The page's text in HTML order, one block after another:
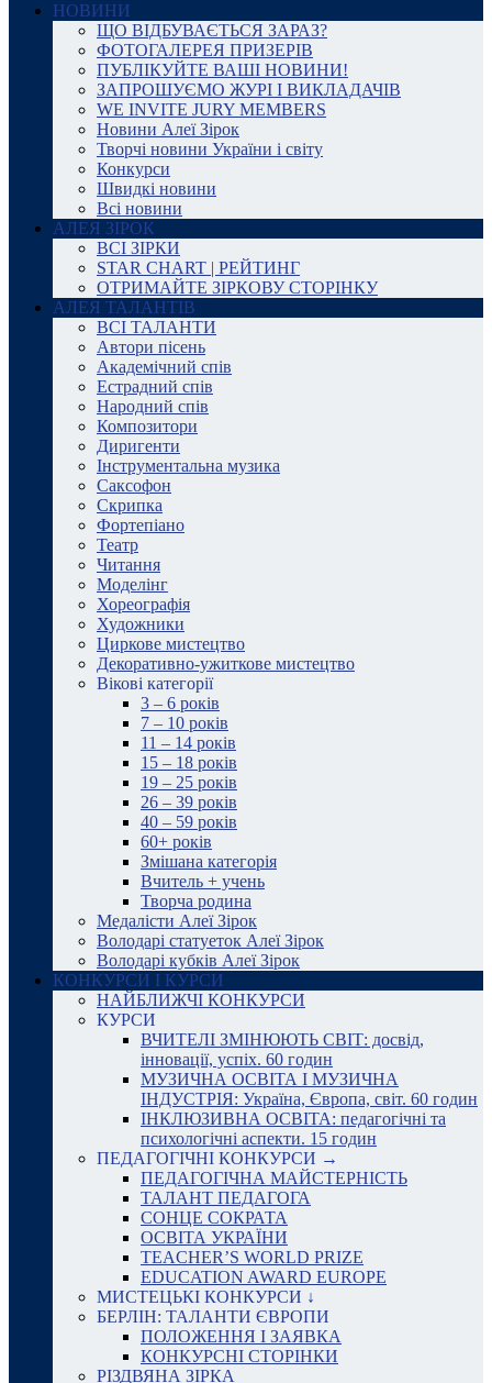
НОВИНИ
ЩО ВІДБУВАЄТЬСЯ ЗАРАЗ?
ФОТОГАЛЕРЕЯ ПРИЗЕРІВ
ПУБЛІКУЙТЕ ВАШІ НОВИНИ!
ЗАПРОШУЄМО ЖУРІ І ВИКЛАДАЧІВ
WE INVITE JURY MEMBERS
Новини Алеї Зірок
Творчі новини України і світу
Конкурси
Швидкі новини
Всі новини
АЛЕЯ ЗІРОК
ВСІ ЗІРКИ
STAR CHART | РЕЙТИНГ
ОТРИМАЙТЕ ЗІРКОВУ СТОРІНКУ
АЛЕЯ ТАЛАНТІВ
ВСІ ТАЛАНТИ
Автори пісень
Академічний спів
Естрадний спів
Народний спів
Композитори
Диригенти
Інструментальна музика
Саксофон
Скрипка
Фортепіано
Театр
Читання
Моделінг
Хореографія
Художники
Циркове мистецтво
Декоративно-ужиткове мистецтво
Вікові категорії
3 – 6 років
7 – 10 років
11 – 14 років
15 – 18 років
19 – 25 років
26 – 39 років
40 – 59 років
60+ років
Змішана категорія
Вчитель + учень
Творча родина
Медалісти Алеї Зірок
Володарі статуеток Алеї Зірок
Володарі кубків Алеї Зірок
КОНКУРСИ І КУРСИ
НАЙБЛИЖЧІ КОНКУРСИ
КУРСИ
ВЧИТЕЛІ ЗМІНЮЮТЬ СВІТ: досвід,
інновації, успіх. 60 годин
МУЗИЧНА ОСВІТА І МУЗИЧНА
ІНДУСТРІЯ: Україна, Європа, світ. 60 годин
ІНКЛЮЗИВНА ОСВІТА: педагогічні та
психологічні аспекти. 15 годин
ПЕДАГОГІЧНІ КОНКУРСИ →
ПЕДАГОГІЧНА МАЙСТЕРНІСТЬ
ТАЛАНТ ПЕДАГОГА
СОНЦЕ СОКРАТА
ОСВІТА УКРАЇНИ
TEACHER’S WORLD PRIZE
EDUCATION AWARD EUROPE
МИСТЕЦЬКІ КОНКУРСИ ↓
БЕРЛІН: ТАЛАНТИ ЄВРОПИ
ПОЛОЖЕННЯ І ЗАЯВКА
КОНКУРСНІ СТОРІНКИ
РІЗДВЯНА ЗІРКА